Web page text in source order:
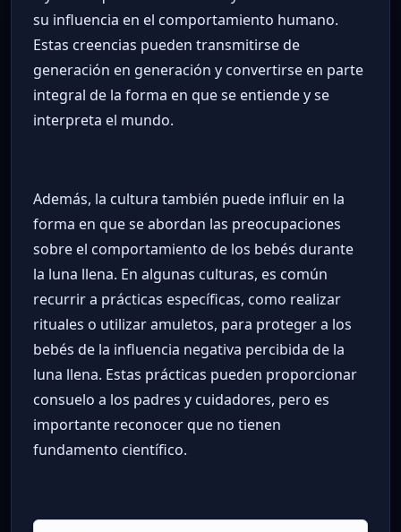
su influencia en el comportamiento humano.
Estas creencias pueden transmitirse de
generación en generación y convertirse en parte
integral de la forma en que se entiende y se
interpreta el mundo.
Además, la cultura también puede influir en la
forma en que se abordan las preocupaciones
sobre el comportamiento de los bebés durante
la luna llena. En algunas culturas, es común
recurrir a prácticas específicas, como realizar
rituales o utilizar amuletos, para proteger a los
bebés de la influencia negativa percibida de la
luna llena. Estas prácticas pueden proporcionar
consuelo a los padres y cuidadores, pero es
importante reconocer que no tienen
fundamento científico.